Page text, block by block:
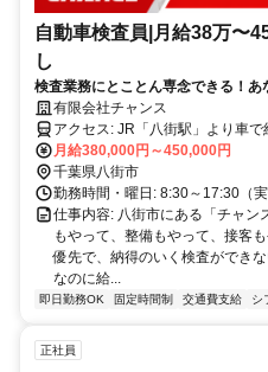
自動車検査員|月給38万〜
し
検査業務にとことん専念できる！
り還元します✨年間休日115日。家
で働きませんか！在職中の方の相談
有限会社チャンス
アクセス: JR「八街駅」より車で約10分 * マイカー通勤OK（無料駐
車場完備） * バイク・自転車通勤
月給380,000円～450,000円
千葉県八街市
勤務時間・曜日: 8:30～17:30（
仕事内容: 八街市にある「チャン
もやって、整備もやって、接客
優先で、納得のいく検査ができ
なのに給...
即日勤務OK 固定時間制 交通費支給 シ
正社員